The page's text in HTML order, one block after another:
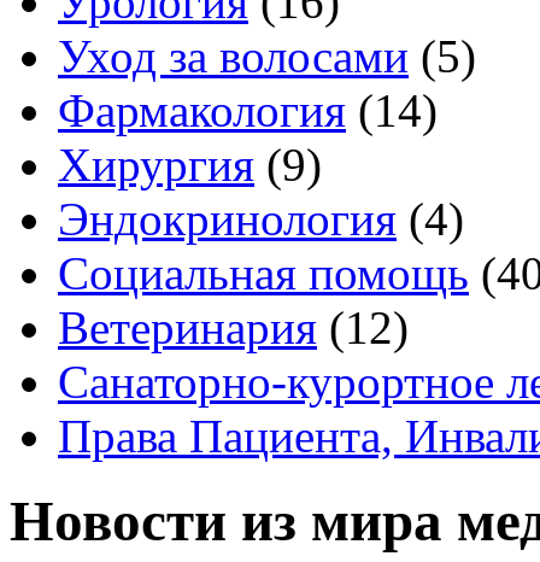
Уход за волосами (5)
Фармакология (14)
Хирургия (9)
Эндокринология (4)
Социальная помощь
Ветеринария (12)
Санаторно-курортное
Права Пациента,
Новости из мира